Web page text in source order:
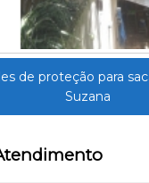
de proteção para
Suzana